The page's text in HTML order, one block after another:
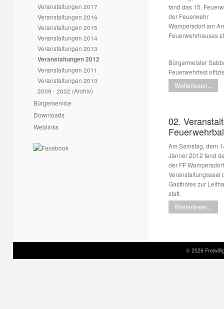
Veranstaltungen 2017
Veranstaltungen 2016
Veranstaltungen 2015
Veranstaltungen 2014
Veranstaltungen 2013
Veranstaltungen 2012
Veranstaltungen 2011
Veranstaltungen 2010
2009 - 2002 (Archiv)
Bürgerservice
Downloads
Weblinks
fand das 15.
der Feuerwehr
Wampersdorf am
Feuerwehrhauses
Bürgermeister
Feuerwehrfest
Weiterlesen...
02.
Am Samstag, dem
Jänner 2012 fand
der FF
Veranstaltungssaal
Gasthofes zur
statt.
Weiterlesen...
© 2026